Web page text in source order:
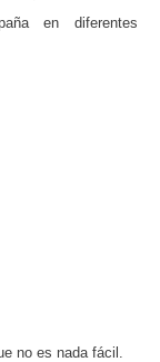
en diferentes
no es nada fácil.